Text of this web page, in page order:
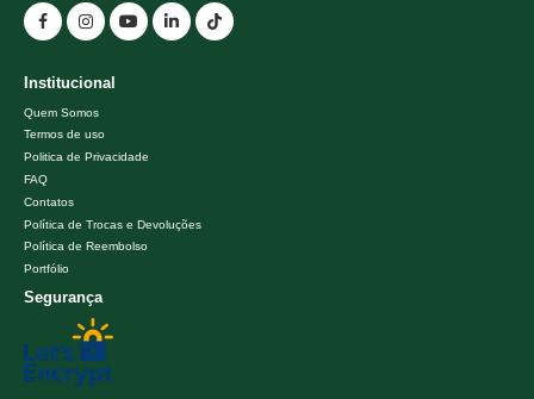
Institucional
Quem Somos
Termos de uso
Politica de Privacidade
FAQ
Contatos
Política de Trocas e Devoluções
Política de Reembolso
Portfólio
Segurança